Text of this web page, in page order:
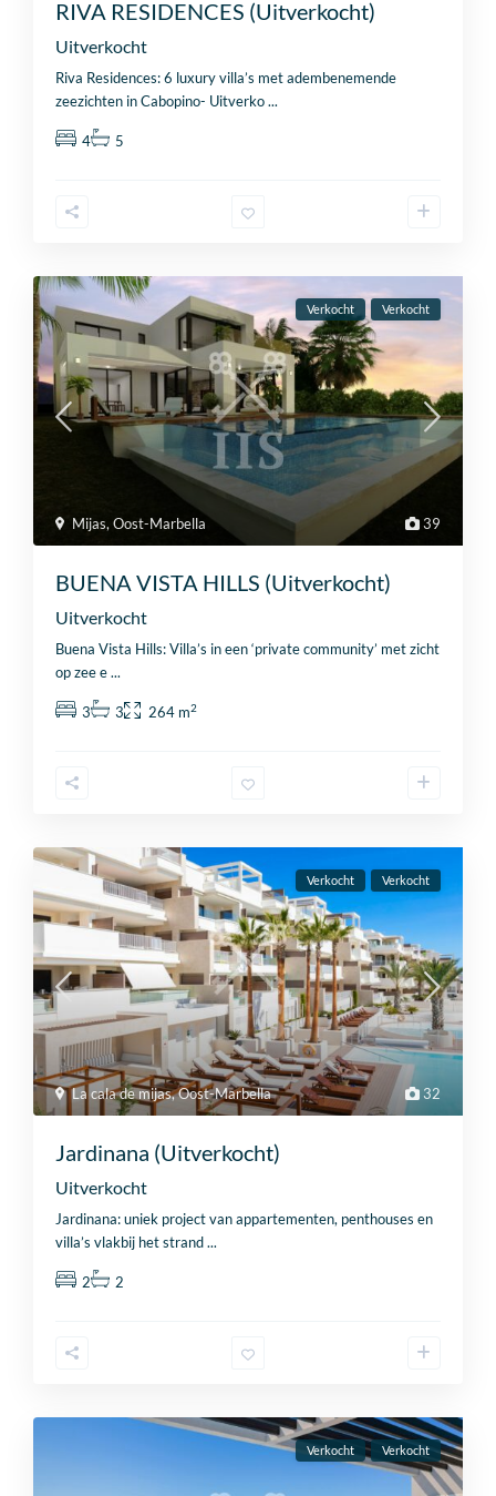
RIVA RESIDENCES (Uitverkocht)
Uitverkocht
Riva Residences: 6 luxury villa’s met adembenemende
zeezichten in Cabopino- Uitverko...
4 5
39
Mijas,Oost-Marbella
Verkocht Verkocht
BUENA VISTA HILLS (Uitverkocht)
Uitverkocht
Buena Vista Hills: Villa’s in een ‘private community’ met zicht
op zee e...
3 3 264 m2
32
La cala de mijas,Oost-Marbella
Verkocht Verkocht
Jardinana (Uitverkocht)
Uitverkocht
Jardinana: uniek project van appartementen, penthouses en
villa’s vlakbij het strand...
2 2
Verkocht Verkocht